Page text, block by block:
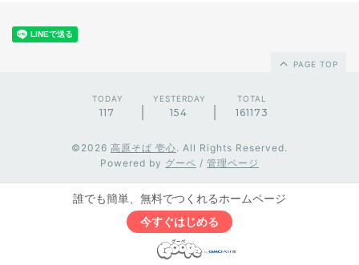
PAGE TOP
TODAY
117
YESTERDAY
154
TOTAL
161173
©2026 高原そば 壱心. All Rights Reserved.
Powered by グーペ / 管理ページ
誰でも簡単、無料でつくれるホームページ
今すぐはじめる